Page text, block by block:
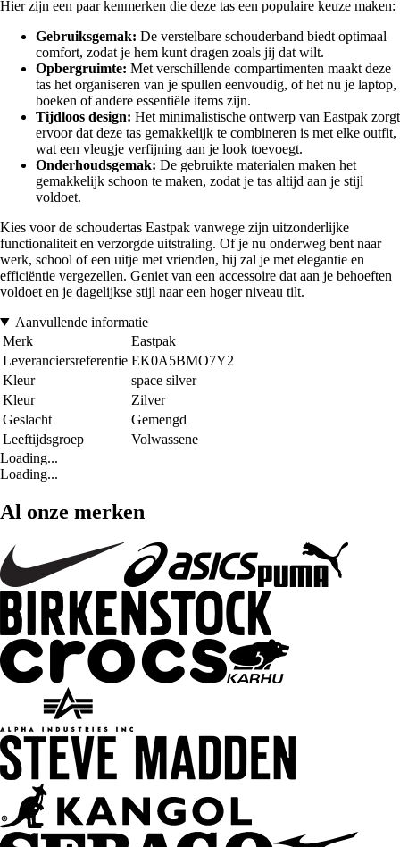
Hier zijn een paar kenmerken die deze tas een populaire keuze maken:
Gebruiksgemak: De verstelbare schouderband biedt optimaal
comfort, zodat je hem kunt dragen zoals jij dat wilt.
Opbergruimte: Met verschillende compartimenten maakt deze
tas het organiseren van je spullen eenvoudig, of het nu je laptop,
boeken of andere essentiële items zijn.
Tijdloos design: Het minimalistische ontwerp van Eastpak zorgt
ervoor dat deze tas gemakkelijk te combineren is met elke outfit,
wat een vleugje verfijning aan je look toevoegt.
Onderhoudsgemak: De gebruikte materialen maken het
gemakkelijk schoon te maken, zodat je tas altijd aan je stijl
voldoet.
Kies voor de schoudertas Eastpak vanwege zijn uitzonderlijke
functionaliteit en verzorgde uitstraling. Of je nu onderweg bent naar
werk, school of een uitje met vrienden, hij zal je met elegantie en
efficiëntie vergezellen. Geniet van een accessoire dat aan je behoeften
voldoet en je dagelijkse stijl naar een hoger niveau tilt.
Aanvullende informatie
Merk
Eastpak
Leveranciersreferentie EK0A5BMO7Y2
Kleur
space silver
Kleur
Zilver
Geslacht
Gemengd
Leeftijdsgroep
Volwassene
Loading...
Loading...
Al onze merken